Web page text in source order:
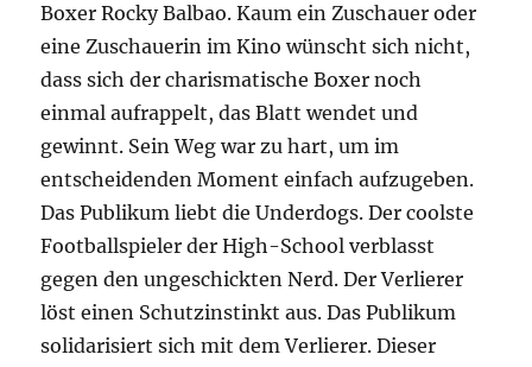
Boxer Rocky Balbao. Kaum ein Zuschauer oder
eine Zuschauerin im Kino wünscht sich nicht,
dass sich der charismatische Boxer noch
einmal aufrappelt, das Blatt wendet und
gewinnt. Sein Weg war zu hart, um im
entscheidenden Moment einfach aufzugeben.
Das Publikum liebt die Underdogs. Der coolste
Footballspieler der High-School verblasst
gegen den ungeschickten Nerd. Der Verlierer
löst einen Schutzinstinkt aus. Das Publikum
solidarisiert sich mit dem Verlierer. Dieser